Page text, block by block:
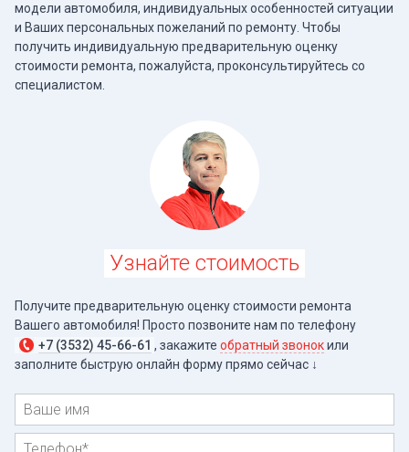
модели автомобиля, индивидуальных особенностей ситуации
и Ваших персональных пожеланий по ремонту. Чтобы
получить индивидуальную предварительную оценку
стоимости ремонта, пожалуйста, проконсультируйтесь со
специалистом.
Узнайте стоимость
Получите предварительную оценку стоимости ремонта
Вашего автомобиля! Просто позвоните нам по телефону
+7 (3532) 45-66-61 , закажите обратный звонокили
заполните быструю онлайн форму прямо сейчас ↓
Имя
Телефон*